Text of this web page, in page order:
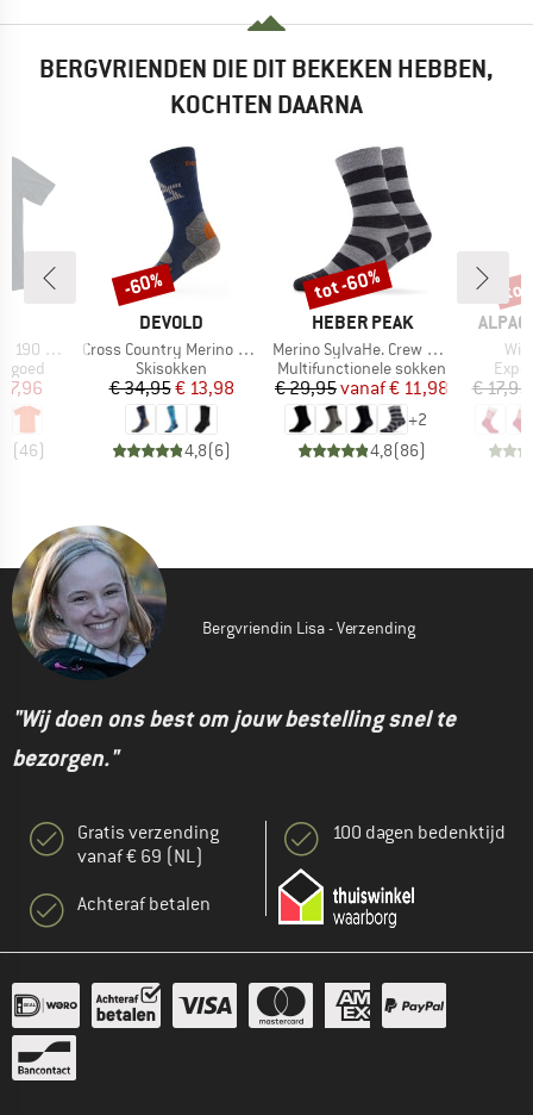
BERGVRIENDEN DIE DIT BEKEKEN HEBBEN,
KOCHTEN DAARNA
Tee
prijs
(46)
MERK
DEVOLD
Artikel
Cross Country Merino Sock
Productgroep
Skisokken
Prijs
€ 34,95Verlaagde prijs
€ 13,98
4,8(6)
Korting
-60%
MERK
HEBER PEAK
Artikel
Merino SylvaHe. Crew 2 Pack
Productgroep
Multifunctionele sokken
Prijs
€ 29,95 Verlaagde prijs
vanaf€ 11,98
+2
4,8(86)
Korting
tot -60%
MERK
€ 17,95
Bergvriendin Lisa - Verzending
"Wij doen ons best om jouw bestelling snel te
bezorgen."
Gratis verzending
vanaf € 69 (NL)
Achteraf betalen
100 dagen bedenktijd